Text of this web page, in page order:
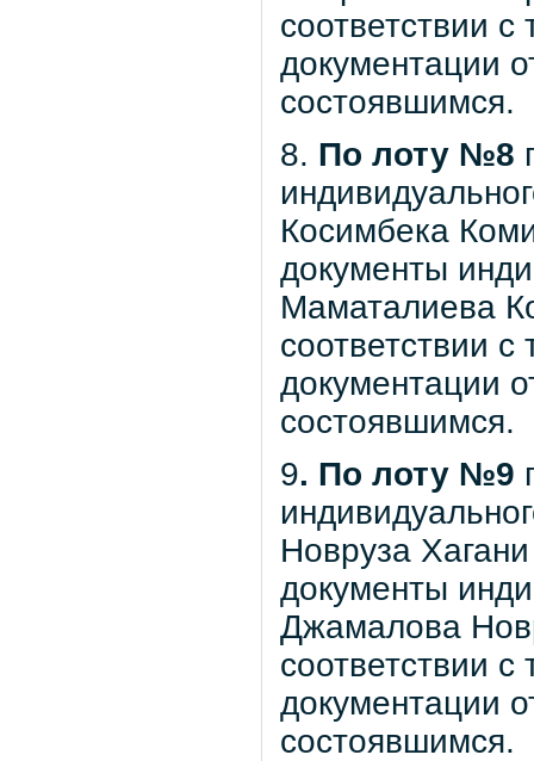
соответствии
документации
состоявшимся.
8. По лоту №8
Косимбека
документы
Маматалиева
соответствии
документации
состоявшимся.
9. По лоту №9
Новруза
документы
Джамалова
соответствии
документации
состоявшимся.